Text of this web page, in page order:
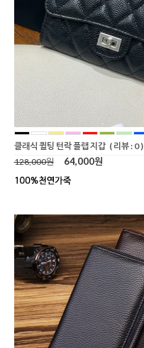
클래식 퀼팅 턴락 플랩 지갑 ( 리뷰 : 0 )
128,000원
64,000원